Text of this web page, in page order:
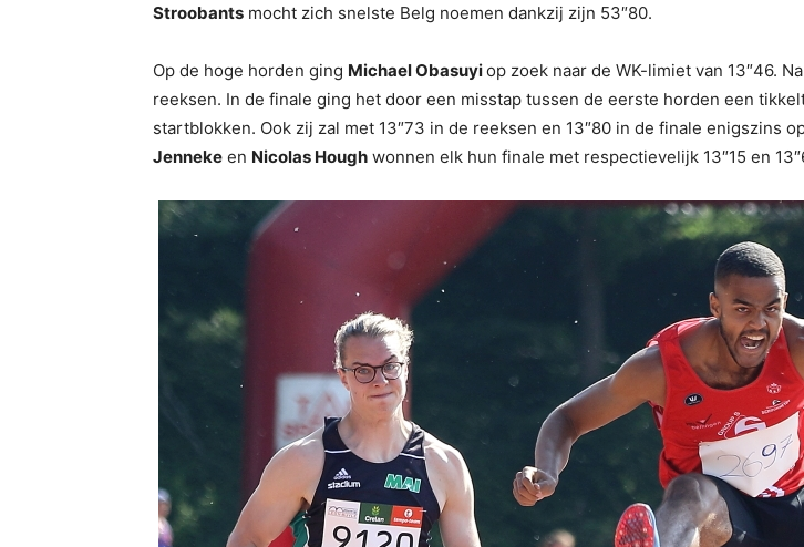
Stroobants mocht zich snelste Belg noemen dankzij zijn 53″80.
Op de hoge horden ging Michael Obasuyiop zoek naar de WK-limiet van 13″46.
reeksen. In de finale ging het door een misstap tussen de eerste horden een
startblokken. Ook zij zal met 13″73 in de reeksen en 13″80 in de finale enigszins
Jenneke en Nicolas Hough wonnen elk hun finale met respectievelijk 13″15 en